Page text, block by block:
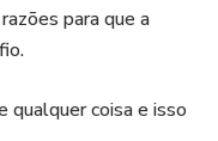
para que a
qualquer coisa e isso